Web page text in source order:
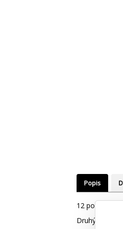
Popis
12
Druhý díl,